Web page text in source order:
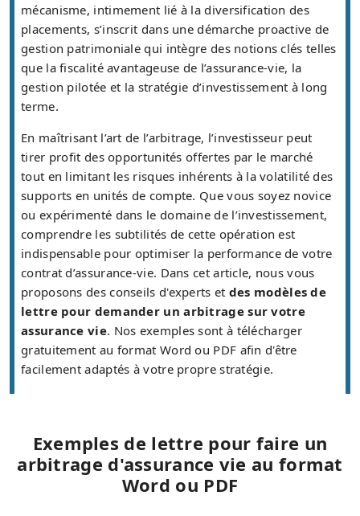
mécanisme, intimement lié à la diversification des
placements, s’inscrit dans une démarche proactive de
gestion patrimoniale qui intègre des notions clés telles
que la fiscalité avantageuse de l’assurance-vie, la
gestion pilotée et la stratégie d’investissement à long
terme.
En maîtrisant l’art de l’arbitrage, l’investisseur peut
tirer profit des opportunités offertes par le marché
tout en limitant les risques inhérents à la volatilité des
supports en unités de compte. Que vous soyez novice
ou expérimenté dans le domaine de l’investissement,
comprendre les subtilités de cette opération est
indispensable pour optimiser la performance de votre
contrat d’assurance-vie. Dans cet article, nous vous
proposons des conseils d'experts et des modèles de
lettre pour demander un arbitrage sur votre
assurance vie. Nos exemples sont à télécharger
gratuitement au format Word ou PDF afin d'être
facilement adaptés à votre propre stratégie.
Exemples de lettre pour faire un
arbitrage d'assurance vie au format
Word ou PDF